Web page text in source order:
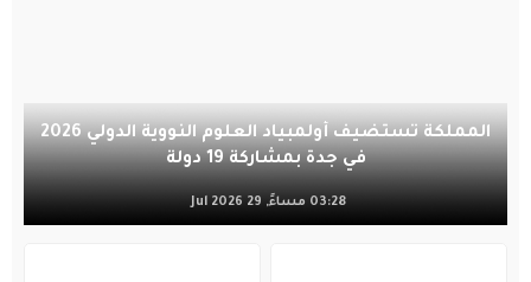
المملكة تستضيف أولمبياد العلوم النووية الدولي 2026
في جدة بمشاركة 19 دولة
03:28 مساءً, 29 Jul 2026